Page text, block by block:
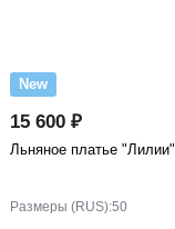
New
15 600 ₽
Льняное платье "Лилии"
Размеры (RUS):50